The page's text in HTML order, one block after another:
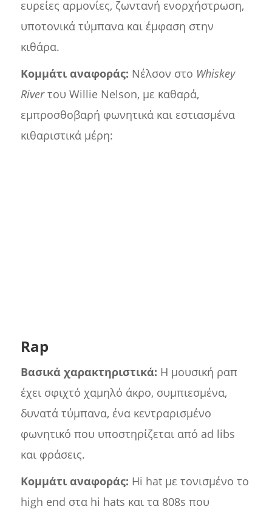
ευρείες αρμονίες, ζωντανή ενορχήστρωση,
υποτονικά τύμπανα και έμφαση στην
κιθάρα.
Κομμάτι αναφοράς: Νέλσον στο Whiskey
Riverτου Willie Nelson, με καθαρά,
εμπροσθοβαρή φωνητικά και εστιασμένα
κιθαριστικά μέρη:
Rap
Βασικά χαρακτηριστικά: Η μουσική ραπ
έχει σφιχτό χαμηλό άκρο, συμπιεσμένα,
δυνατά τύμπανα, ένα κεντραρισμένο
φωνητικό που υποστηρίζεται από ad libs
και φράσεις.
Κομμάτι αναφοράς: Hi hat με τονισμένο το
high end στα hi hats και τα 808s που